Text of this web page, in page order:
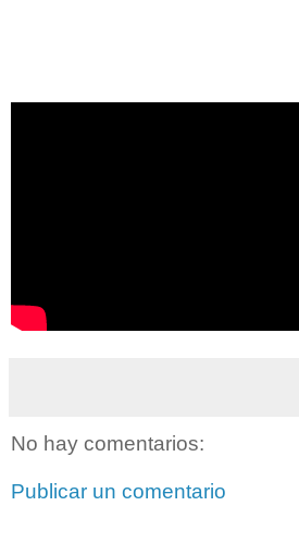
No hay comentarios:
Publicar un comentario